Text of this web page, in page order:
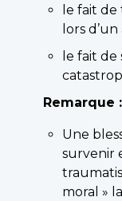
le fait
lors
le fait
Remarque :
Une
survenir
moral »